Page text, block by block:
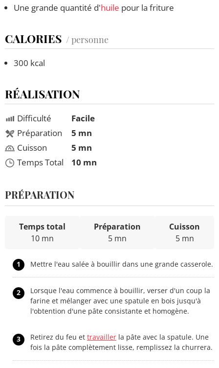
Une grande quantité d'huile pour la friture
CALORIES / personne
300 kcal
RÉALISATION
Difficulté
Préparation
Cuisson
Temps Total
Facile
5 mn
5 mn
10 mn
PRÉPARATION
Temps total
10 mn
Préparation
5 mn
Cuisson
5 mn
1 Mettre l'eau salée à bouillir dans une grande casserole.
2
Lorsque l'eau commence à bouillir, verser d'un coup la
farine et mélanger avec une spatule en bois jusqu'à
l'obtention d'une pâte consistante et homogène.
3 Retirez du feu et travailler la pâte avec la spatule. Une
fois la pâte complètement lisse, remplissez la churrera.